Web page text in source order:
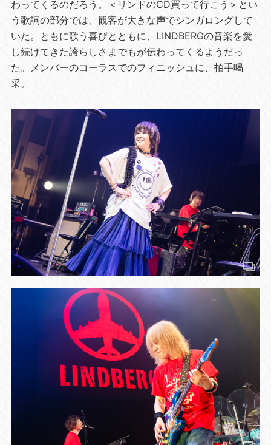
わってくるのだろう。＜リンドのCD買って行こう＞とい
う歌詞の部分では、観客が大きな声でシンガロングして
いた。ともに歌う喜びとともに、LINDBERGの音楽を愛
し続けてきた誇らしさまでもが伝わってくるようだっ
た。メンバーのコーラスでのフィニッシュに、拍手喝
采。